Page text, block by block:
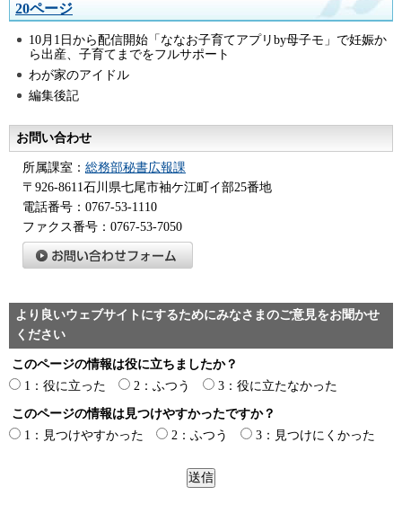
20ページ
10月1日から配信開始「ななお子育てアプリby母子モ」で妊娠か
ら出産、子育てまでをフルサポート
わが家のアイドル
編集後記
お問い合わせ
所属課室： 総務部秘書広報課
〒926-8611石川県七尾市袖ケ江町イ部25番地
電話番号：0767-53-1110
ファクス番号：0767-53-7050
より良いウェブサイトにするためにみなさまのご意見をお聞かせ
ください
このページの情報は役に立ちましたか？
1：役に立った
2：ふつう 3：役に立たなかった
このページの情報は見つけやすかったですか？
1：見つけやすかった
2：ふつう 3：見つけにくかった